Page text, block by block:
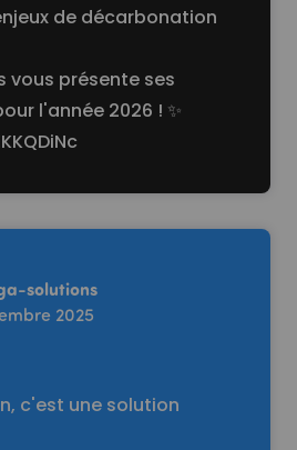
de décarbonation
vous présente ses
l'année 2026 ! ✨
solutions
2025
c'est une solution